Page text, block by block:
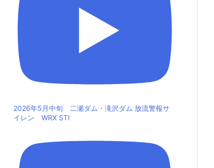
2026年5月中旬 二瀬ダム・滝沢ダム 放流警報サ
イレン WRX STI